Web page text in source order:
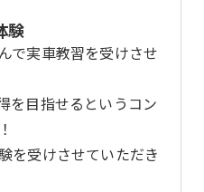
験
で実車教習を受けさせ
を目指せるというコン
を受けさせていただき